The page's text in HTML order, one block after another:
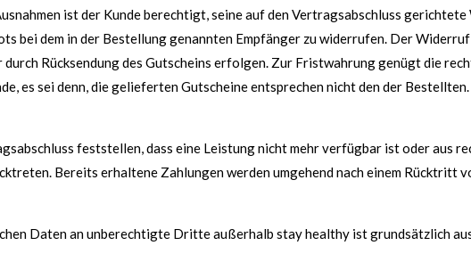
ist der Kunde berechtigt, seine auf den Vertragsabschluss
bei dem in der Bestellung genannten Empfänger zu widerrufen. Der
Rücksendung des Gutscheins erfolgen. Zur Fristwahrung genügt die
es sei denn, die gelieferten Gutscheine entsprechen nicht den der Bestellten.
feststellen, dass eine Leistung nicht mehr verfügbar ist oder aus
Bereits erhaltene Zahlungen werden umgehend nach einem Rücktritt
Daten an unberechtigte Dritte außerhalb stay healthy ist grundsätzlich